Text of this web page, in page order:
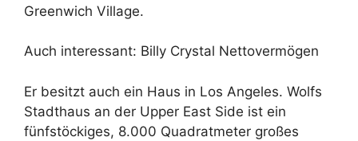
Greenwich Village.
Auch interessant: Billy Crystal Nettovermögen
Er besitzt auch ein Haus in Los Angeles. Wolfs
Stadthaus an der Upper East Side ist ein
fünfstöckiges, 8.000 Quadratmeter großes